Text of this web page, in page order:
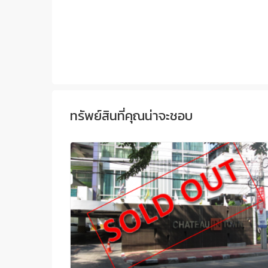
ทรัพย์สินที่คุณน่าจะชอบ